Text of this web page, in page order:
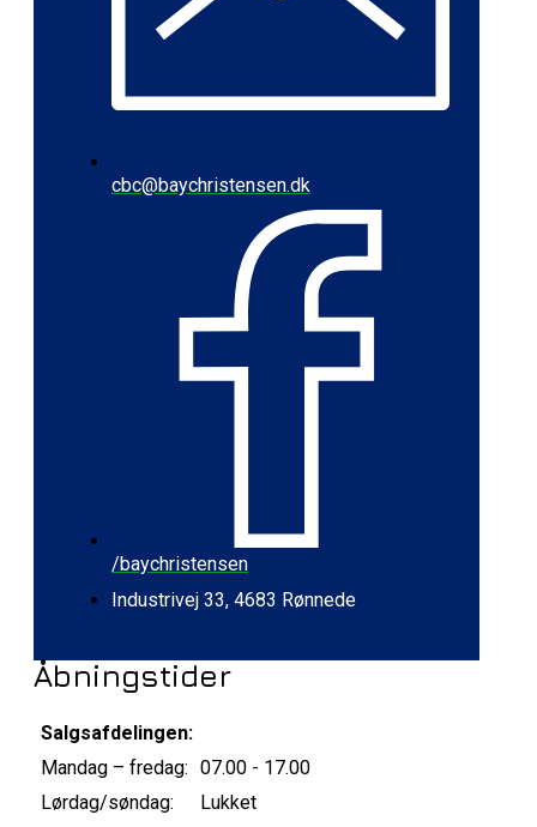
cbc@baychristensen.dk
/baychristensen
Industrivej 33, 4683 Rønnede
Åbningstider
Salgsafdelingen:
Mandag – fredag: 07.00 - 17.00
Lørdag/søndag:
Lukket